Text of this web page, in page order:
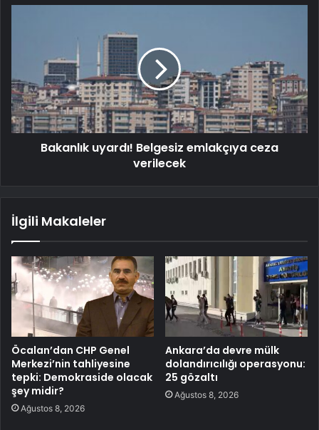
Bakanlık uyardı! Belgesiz emlakçıya ceza
verilecek
İlgili Makaleler
Öcalan’dan CHP Genel
Merkezi’nin tahliyesine
tepki: Demokraside olacak
şey midir?
Ağustos 8, 2026
Ankara’da devre mülk
dolandırıcılığı operasyonu:
25 gözaltı
Ağustos 8, 2026